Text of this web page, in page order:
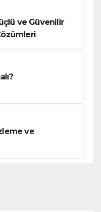
ve Güvenilir
ve